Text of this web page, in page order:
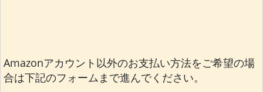
Amazonアカウント以外のお支払い方法をご希望の場
合は下記のフォームまで進んでください。